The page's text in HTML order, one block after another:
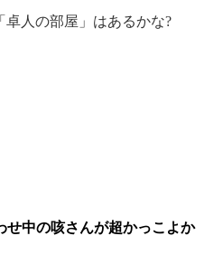
人の部屋」はあるかな?
せ中の咳さんが超かっこよか